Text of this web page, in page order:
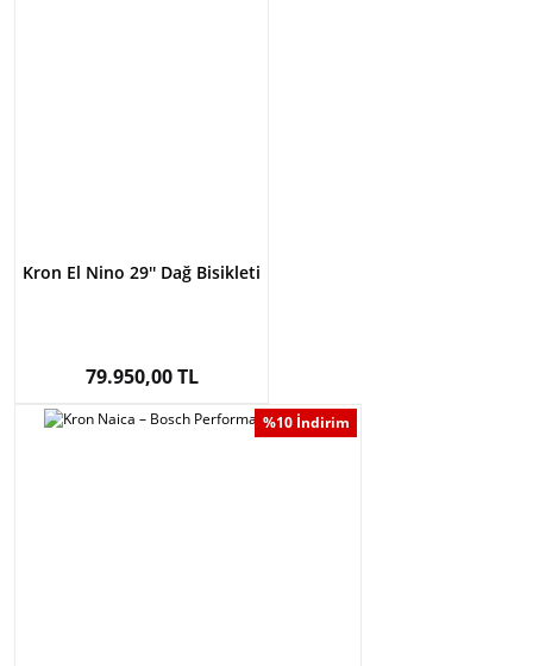
Kron El Nino 29'' Dağ Bisikleti
79.950,00 TL
%10 İndirim